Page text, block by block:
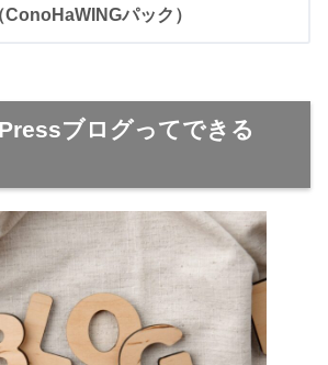
ConoHaWINGパック）
ブログってできる